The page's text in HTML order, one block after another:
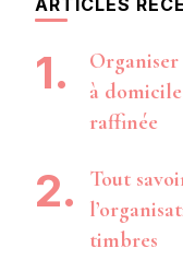
à
raffinée
Tout
timbres